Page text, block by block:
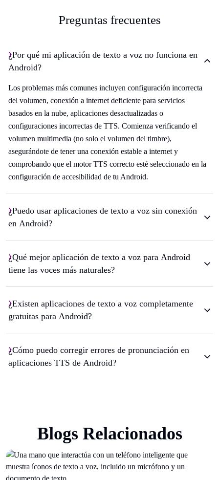
Preguntas frecuentes
¿Por qué mi aplicación de texto a voz no funciona en
Android?
Los problemas más comunes incluyen configuración incorrecta
del volumen, conexión a internet deficiente para servicios
basados en la nube, aplicaciones desactualizadas o
configuraciones incorrectas de TTS. Comienza verificando el
volumen multimedia (no solo el volumen del timbre),
asegurándote de tener una conexión estable a internet y
comprobando que el motor TTS correcto esté seleccionado en la
configuración de accesibilidad de tu Android.
¿Puedo usar aplicaciones de texto a voz sin conexión
en Android?
¿Qué mejor aplicación de texto a voz para Android
tiene las voces más naturales?
¿Existen aplicaciones de texto a voz completamente
gratuitas para Android?
¿Cómo puedo corregir errores de pronunciación en
aplicaciones TTS de Android?
Blogs Relacionados